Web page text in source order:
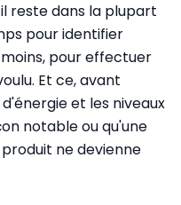
reste dans la plupart
pour identifier
pour effectuer
Et ce, avant
et les niveaux
notable ou qu'une
ne devienne